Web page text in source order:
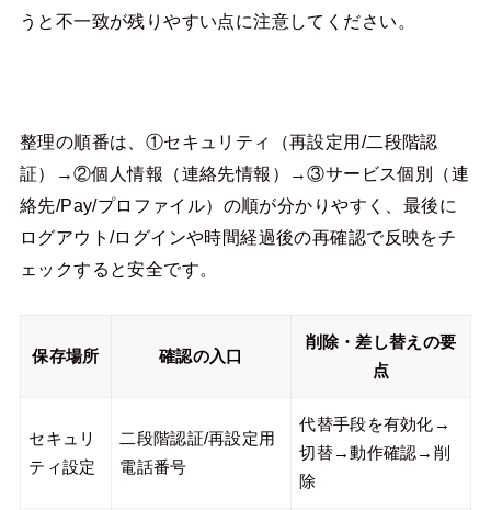
うと不一致が残りやすい点に注意してください。
整理の順番は、①セキュリティ（再設定用/二段階認
証）→②個人情報（連絡先情報）→③サービス個別（連
絡先/Pay/プロファイル）の順が分かりやすく、最後に
ログアウト/ログインや時間経過後の再確認で反映をチ
ェックすると安全です。
保存場所 確認の入口
削除・差し替えの要
点
セキュリ
ティ設定
二段階認証/再設定用
電話番号
代替手段を有効化→
切替→動作確認→削
除